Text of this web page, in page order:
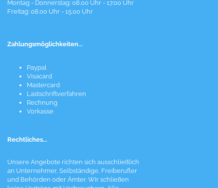
Montag - Donnerstag: 08.00 Uhr - 17.00 Uhr
Freitag: 08.00 Uhr - 15.00 Uhr
Zahlungsmöglichkeiten...
Paypal
Visacard
Mastercard
Lastschriftverfahren
Rechnung
Vorkasse
Rechtliches...
Unsere Angebote richten sich ausschließlich
an Unternehmer, Selbständige, Freiberufler
und Behörden oder Ämter. Wir schließen